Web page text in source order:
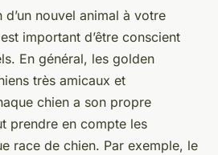
nouvel animal à votre
important d’être conscient
En général, les golden
très amicaux et
chien a son propre
prendre en compte les
race de chien. Par exemple, le